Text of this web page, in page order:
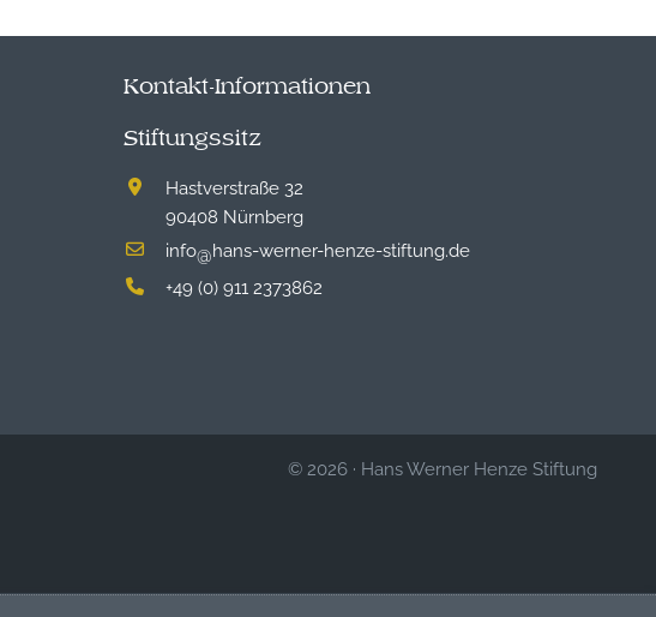
Kontakt-Informationen
Stiftungssitz
Hastverstraße 32
90408 Nürnberg
info@hans-werner-henze-stiftung.de
+49 (0) 911 2373862
© 2026 · Hans Werner Henze Stiftung